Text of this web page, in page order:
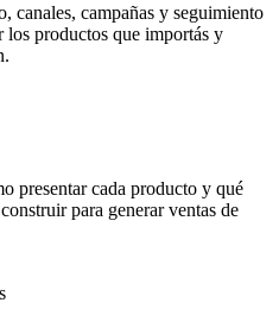
canales, campañas y seguimiento
los productos que importás y
presentar cada producto y qué
para generar ventas de